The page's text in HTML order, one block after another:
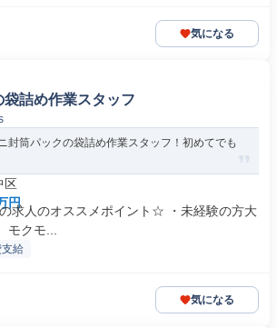
気になる
袋詰め作業スタッフ
封筒パックの袋詰め作業スタッフ！初めてでも
区
円
求人のオススメポイント☆ ・未経験の方大
モクモ...
給
気になる